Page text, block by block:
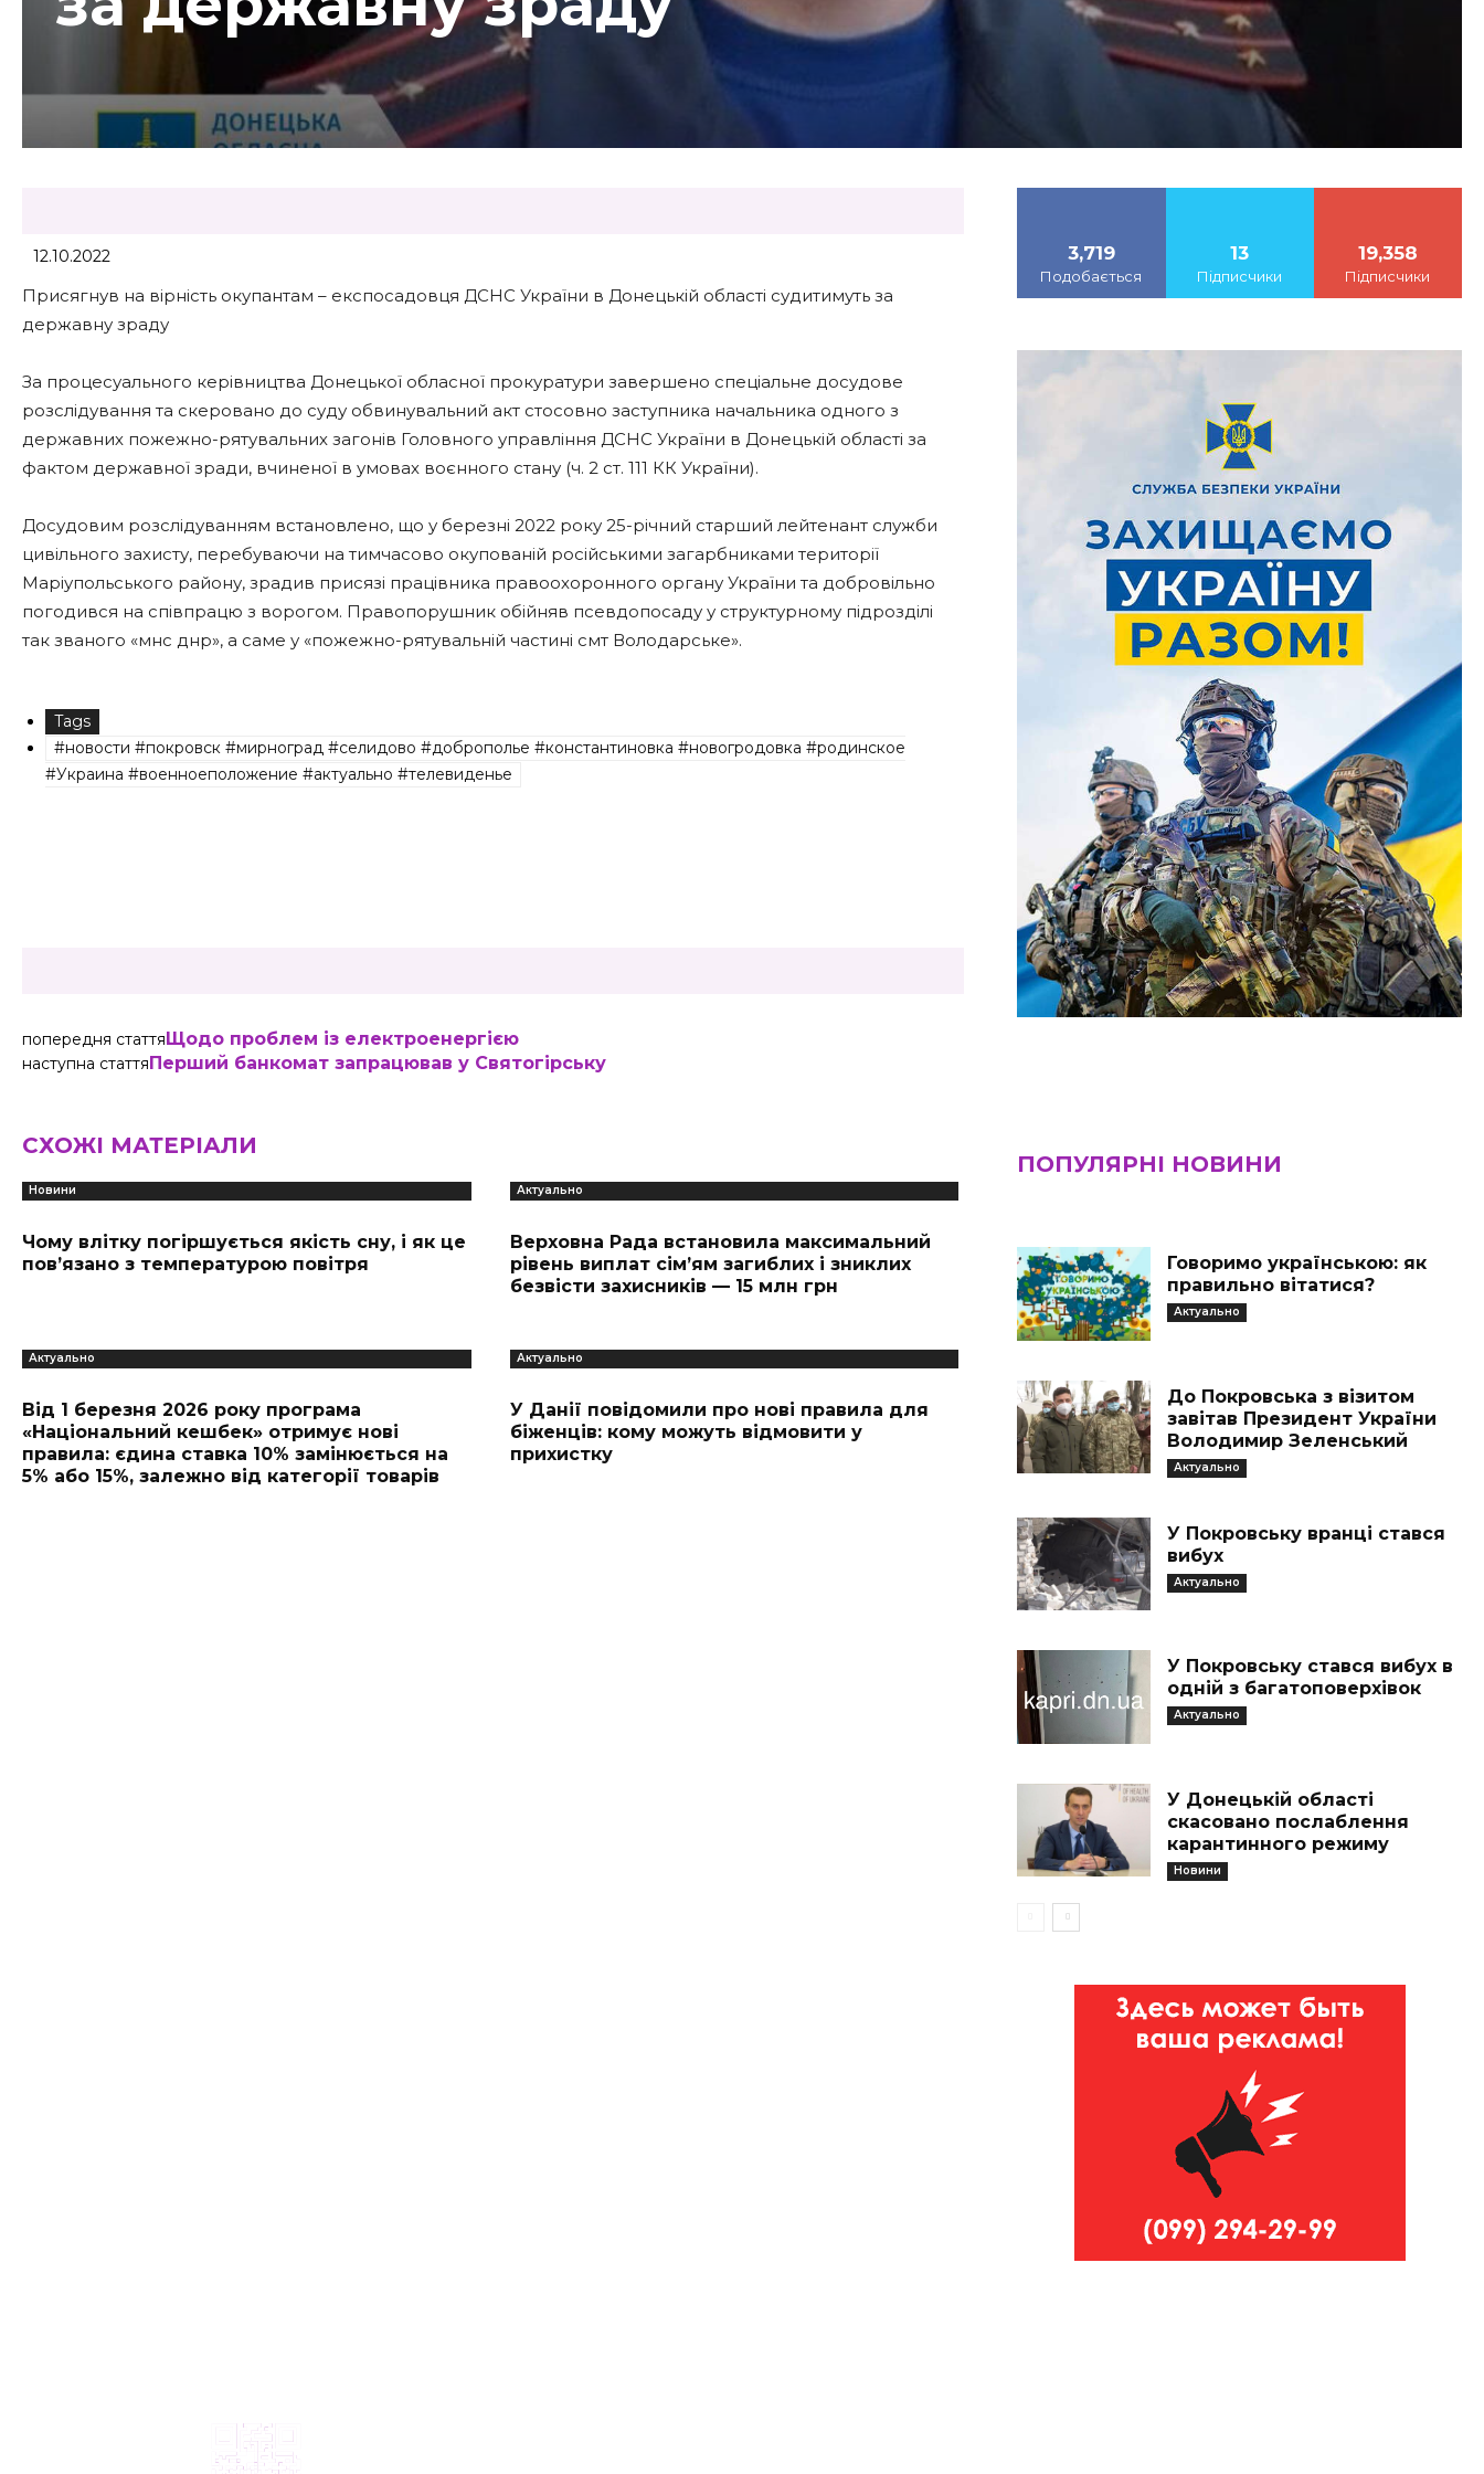
12.10.2022
Присягнув на вірність окупантам – експосадовця ДСНС України в Донецькій області судитимуть за
державну зраду
За процесуального керівництва Донецької обласної прокуратури завершено спеціальне досудове
розслідування та скеровано до суду обвинувальний акт стосовно заступника начальника одного з
державних пожежно-рятувальних загонів Головного управління ДСНС України в Донецькій області за
фактом державної зради, вчиненої в умовах воєнного стану (ч. 2 ст. 111 КК України).
Досудовим розслідуванням встановлено, що у березні 2022 року 25-річний старший лейтенант служби
цивільного захисту, перебуваючи на тимчасово окупованій російськими загарбниками території
Маріупольського району, зрадив присязі працівника правоохоронного органу України та добровільно
погодився на співпрацю з ворогом. Правопорушник обійняв псевдопосаду у структурному підрозділі
так званого «мнс днр», а саме у «пожежно-рятувальній частині смт Володарське».
Tags
#новости #покровск #мирноград #селидово #доброполье #константиновка #новогродовка #родинское
#Украина #военноеположение #актуально #телевиденье
попередня статтяЩодо проблем із електроенергією
наступна статтяПерший банкомат запрацював у Святогірську
СХОЖІ МАТЕРІАЛИ
Новини
Чому влітку погіршується якість сну, і як це
пов’язано з температурою повітря
Актуально
Верховна Рада встановила максимальний
рівень виплат сім’ям загиблих і зниклих
безвісти захисників — 15 млн грн
Актуально
Від 1 березня 2026 року програма
«Національний кешбек» отримує нові
правила: єдина ставка 10% замінюється на
5% або 15%, залежно від категорії товарів
Актуально
У Данії повідомили про нові правила для
біженців: кому можуть відмовити у
прихистку
3,719
Подобається
13
Підписчики
19,358
Підписчики
ПОПУЛЯРНІ НОВИНИ
Говоримо українською: як
правильно вітатися?
Актуально
До Покровська з візитом
завітав Президент України
Володимир Зеленський
Актуально
У Покровську вранці стався
вибух
Актуально
У Покровську стався вибух в
одній з багатоповерхівок
Актуально
У Донецькій області
скасовано послаблення
карантинного режиму
Новини